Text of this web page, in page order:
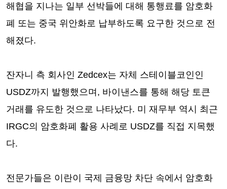
해협을 지나는 일부 선박들에 대해 통행료를 암호화
폐 또는 중국 위안화로 납부하도록 요구한 것으로 전
해졌다.
잔자니 측 회사인 Zedcex는 자체 스테이블코인인
USDZ까지 발행했으며, 바이낸스를 통해 해당 토큰
거래를 유도한 것으로 나타났다. 미 재무부 역시 최근
IRGC의 암호화폐 활용 사례로 USDZ를 직접 지목했
다.
전문가들은 이란이 국제 금융망 차단 속에서 암호화